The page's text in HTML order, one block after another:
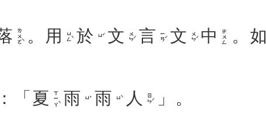
ㄌㄨㄛˋ 。 用 ㄩㄥˋ 於 ㄩˊ 文 ㄨㄣˊ 言 ㄧㄢˊ 文 ㄨㄣˊ 中 ㄓㄨㄥ 。如
：「 夏 ㄒㄧㄚˋ 雨 ㄩˇ 雨 ㄩˋ 人 ㄖㄣˊ 」。